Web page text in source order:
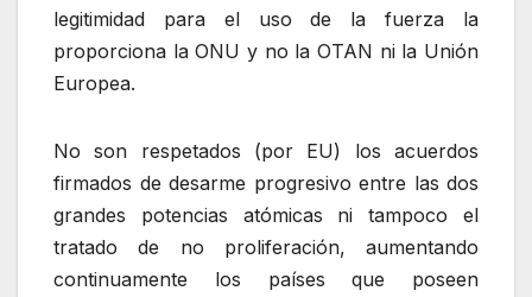
legitimidad para el uso de la fuerza la
proporciona la ONU y no la OTAN ni la Unión
Europea.
No son respetados (por EU) los acuerdos
firmados de desarme progresivo entre las dos
grandes potencias atómicas ni tampoco el
tratado de no proliferación, aumentando
continuamente los países que poseen